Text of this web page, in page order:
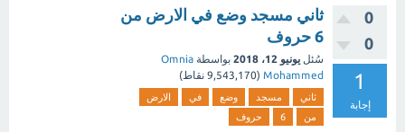
0
0
1
إجابة
ثاني مسجد وضع في الارض من
6 حروف
سُئل يونيو 12، 2018 بواسطة Omnia
Mohammed
(
9,543,170 نقاط)
ثاني مسجد وضع في
الارض
من
6 حروف